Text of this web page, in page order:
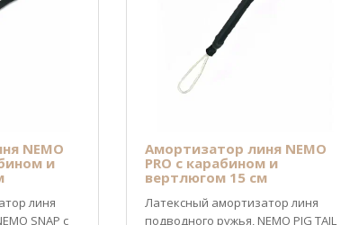
NEMO
и
линя
SNAP с
Амортизатор линя NEMO
PRO с карабином и
вертлюгом 15 см
Латексный амортизатор линя
подводного ружья, NEMO PIG TAIL